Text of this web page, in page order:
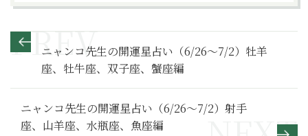
ニャンコ先生の開運星占い（6/26～7/2）牡羊
座、牡牛座、双子座、蟹座編
ニャンコ先生の開運星占い（6/26～7/2）射手
座、山羊座、水瓶座、魚座編